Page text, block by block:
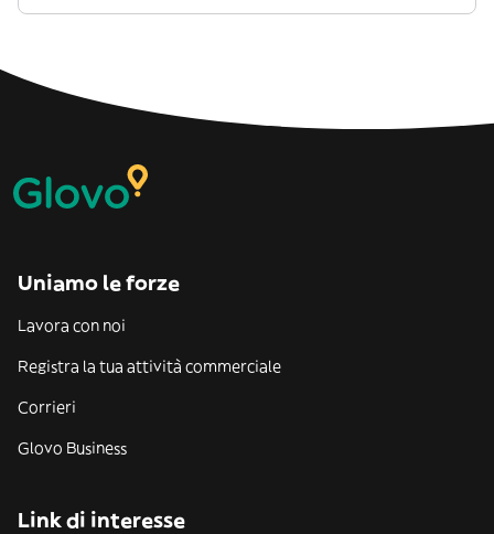
Uniamo le forze
Lavora con noi
Registra la tua attività commerciale
Corrieri
Glovo Business
Link di interesse